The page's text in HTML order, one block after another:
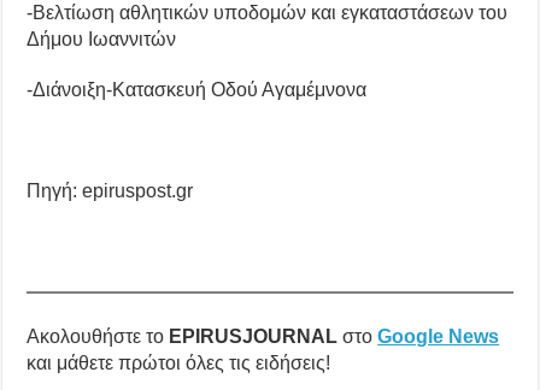
-Βελτίωση αθλητικών υποδομών και εγκαταστάσεων του
Δήμου Ιωαννιτών
-Διάνοιξη-Κατασκευή Οδού Αγαμέμνονα
Πηγή: epiruspost.gr
Ακολουθήστε το EPIRUSJOURNAL στοGoogle News
και μάθετε πρώτοι όλες τις ειδήσεις!